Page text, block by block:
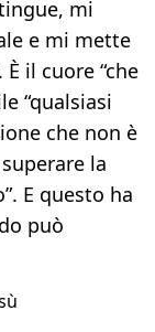
mi
e mi mette
il cuore “che
“qualsiasi
che non è
la
E questo ha
può